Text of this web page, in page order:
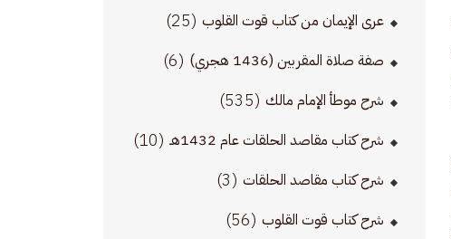
عرى الإيمان من كتاب قوت القلوب (25)
صفة صلاة المقربين (1436 هجري) (6)
شرح موطأ الإمام مالك (535)
شرح كتاب مقاصد الحلقات عام 1432هـ (10)
شرح كتاب مقاصد الحلقات (3)
شرح كتاب قوت القلوب (56)